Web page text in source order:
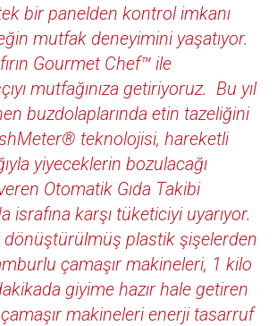
tek bir panelden kontrol imkanı
mutfak deneyimini yaşatıyor.
Gourmet Chef™ ile
mutfağınıza getiriyoruz. Bu yıl
buzdolaplarında etin tazeliğini
teknolojisi, hareketli
yiyeceklerin bozulacağı
Otomatik Gıda Takibi
israfına karşı tüketiciyi uyarıyor.
dönüştürülmüş plastik şişelerden
çamaşır makineleri, 1 kilo
giyime hazır hale getiren
makineleri enerji tasarruf